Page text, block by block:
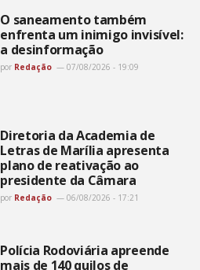
O saneamento também
enfrenta um inimigo invisível:
a desinformação
por Redação 07/08/2026 - 19:09
Diretoria da Academia de
Letras de Marília apresenta
plano de reativação ao
presidente da Câmara
por Redação 06/08/2026 - 17:21
Polícia Rodoviária apreende
mais de 140 quilos de